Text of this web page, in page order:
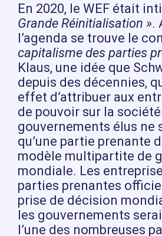
En 2020, le WEF était
Grande Réinitialisation ».
l’agenda se trouve le
capitalisme des parties
Klaus, une idée que
depuis des décennies,
effet d’attribuer aux
de pouvoir sur la
gouvernements élus ne
qu’une partie prenante
modèle multipartite de
mondiale. Les
parties prenantes
prise de décision
les gouvernements
l’une des nombreuses